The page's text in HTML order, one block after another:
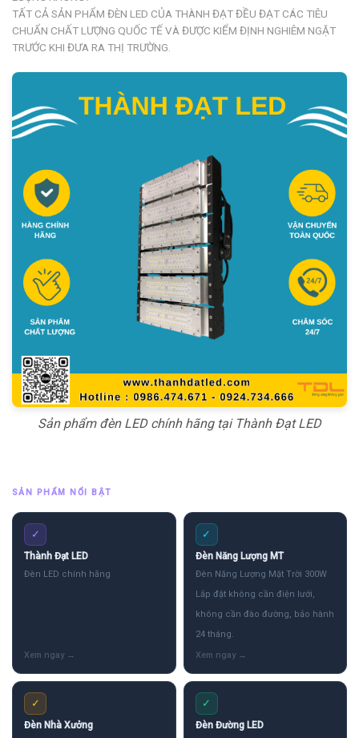
TẤT CẢ SẢN PHẨM ĐÈN LED CỦA THÀNH ĐẠT ĐỀU ĐẠT CÁC TIÊU
CHUẨN CHẤT LƯỢNG QUỐC TẾ VÀ ĐƯỢC KIỂM ĐỊNH NGHIÊM NGẶT
TRƯỚC KHI ĐƯA RA THỊ TRƯỜNG.
Sản phẩm đèn LED chính hãng tại Thành Đạt LED
SẢN PHẨM NỔI BẬT
✓
Thành Đạt LED
Đèn LED chính hãng
✓
Đèn Năng Lượng MT
Đèn Năng Lượng Mặt Trời 300W
Lắp đặt không cần điện lưới,
không cần đào đường, bảo hành
24 tháng.
✓
Đèn Nhà Xưởng
✓
Đèn Đường LED